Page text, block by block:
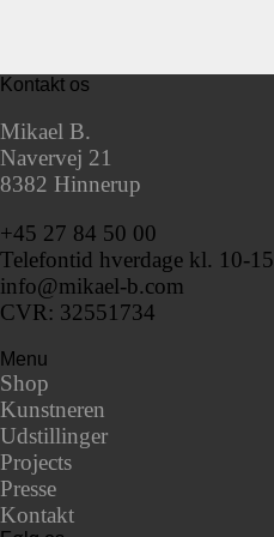
Kontakt os
Mikael B.
Navervej 21
8382 Hinnerup
+45 27 84 50 00
Telefontid hverdage kl. 10-15
info@mikael-b.com
CVR: 32551734
Menu
Shop
Kunstneren
Udstillinger
Projects
Presse
Kontakt